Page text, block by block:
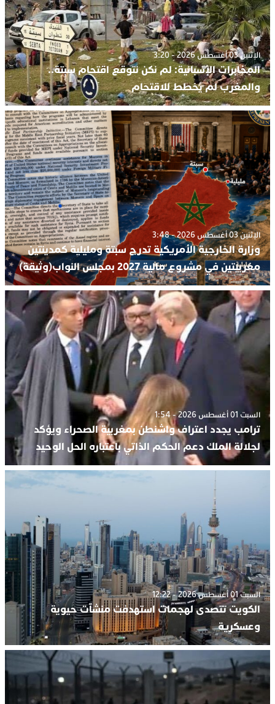
الإثنين 03 أغسطس 2026 - 3:20
المخابرات الإسبانية: لم نكن نتوقع اقتحام سبتة..
والمغرب لم يخطط للاقتحام
الإثنين 03 أغسطس 2026 - 3:48
وزارة الخارجية الأمريكية تدرج سبتة ومليلية كمدينتين
مغربيتين في مشروع مالية 2027 بمجلس النواب(وثيقة)
السبت 01 أغسطس 2026 - 1:54
ترامب يجدد اعتراف واشنطن بمغربية الصحراء ويؤكد
لجلالة الملك دعم الحكم الذاتي باعتباره الحل الوحيد
السبت 01 أغسطس 2026 - 12:22
الكويت تتصدى لهجمات استهدفت منشآت حيوية
وعسكرية